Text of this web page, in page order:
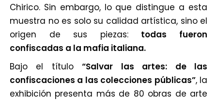
Chirico. Sin embargo, lo que distingue a esta
muestra no es solo su calidad artística, sino el
origen de sus piezas: todas fueron
confiscadas a la mafia italiana.
Bajo el título“Salvar las artes: de las
confiscaciones a las colecciones públicas”, la
exhibición presenta más de 80 obras de arte